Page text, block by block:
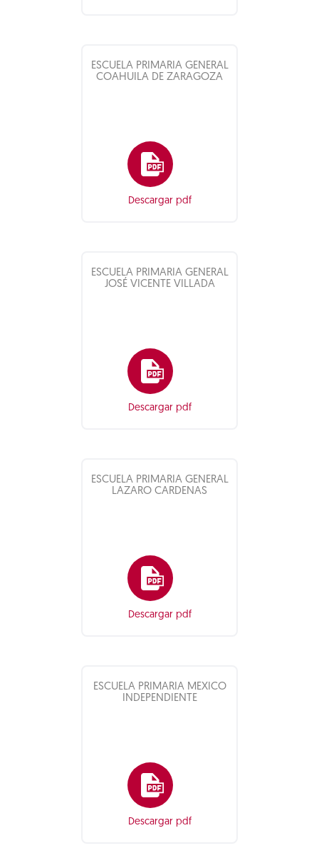
ESCUELA PRIMARIA GENERAL
COAHUILA DE ZARAGOZA
Descargar pdf
ESCUELA PRIMARIA GENERAL
JOSÉ VICENTE VILLADA
Descargar pdf
ESCUELA PRIMARIA GENERAL
LAZARO CARDENAS
Descargar pdf
ESCUELA PRIMARIA MEXICO
INDEPENDIENTE
Descargar pdf